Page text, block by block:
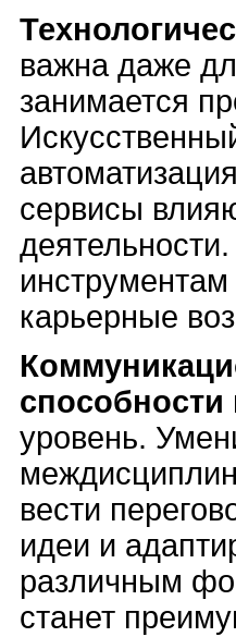
важна даже
занимается
сервисы
карьерные
способности
уровень.
вести
идеи и
различным
станет